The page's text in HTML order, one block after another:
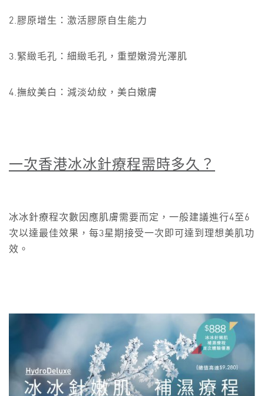
2.膠原增生：激活膠原自生能力
3.緊緻毛孔：細緻毛孔，重塑嫩滑光澤肌
4.撫紋美白：減淡幼紋，美白嫩膚
一次香港冰冰針療程需時多久？
冰冰針療程次數因應肌膚需要而定，一般建議進行4至6
次以達最佳效果，每3星期接受一次即可達到理想美肌功
效。